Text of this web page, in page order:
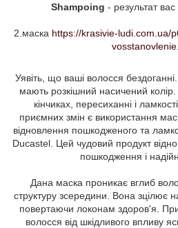
Shampoing - результат
2.маска https://krasivie-ludi.com.ua/
Уявіть, що ваші волосся
мають розкішний насичений
кінчиках, пересиханні і
приємних змін є використання
відновлення пошкодженого та
Ducastel. Цей чудовий продукт
пошкодження і
Дана маска проникає вглиб
структуру зсередини. Вона зцілює
повертаючи локонам здоров'я.
волосся від шкідливого впливу